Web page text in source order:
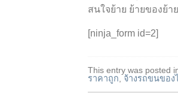
สนใจย้าย ย้ายของย้
[ninja_form id=2]
This entry was posted
ราคาถูก ,จ้างรถขนของ